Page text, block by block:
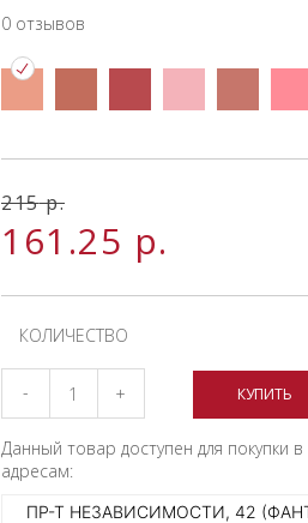
0 отзывов
215р.
161.25 р.
КОЛИЧЕСТВО
- + КУПИТЬ
Данный товар доступен для покупки
адресам:
ПР-Т НЕЗАВИСИМОСТИ, 42